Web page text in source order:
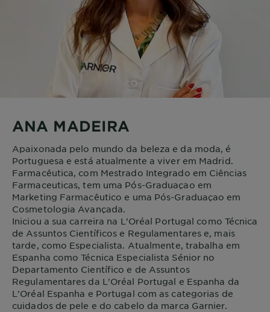
ANA MADEIRA
Apaixonada pelo mundo da beleza e da moda, é
Portuguesa e está atualmente a viver em Madrid.
Farmacêutica, com Mestrado Integrado em Ciências
Farmaceuticas, tem uma Pós-Graduaçao em
Marketing Farmacêutico e uma Pós-Graduaçao em
Cosmetologia Avançada.
Iniciou a sua carreira na L'Oréal Portugal como Técnica
de Assuntos Científicos e Regulamentares e, mais
tarde, como Especialista. Atualmente, trabalha em
Espanha como Técnica Especialista Sénior no
Departamento Científico e de Assuntos
Regulamentares da L'Oréal Portugal e Espanha da
L'Oréal Espanha e Portugal com as categorias de
cuidados de pele e do cabelo da marca Garnier.